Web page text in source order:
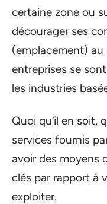
certaine zone ou
décourager ses
(emplacement) au
entreprises se
les industries
Quoi qu’il en soit,
services fournis
avoir des moyens
clés par rapport à
exploiter.